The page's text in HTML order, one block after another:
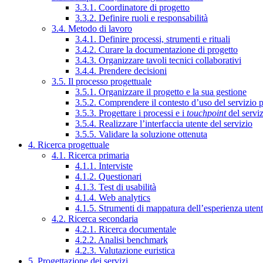
3.3.1. Coordinatore di progetto
3.3.2. Definire ruoli e responsabilità
3.4. Metodo di lavoro
3.4.1. Definire processi, strumenti e rituali
3.4.2. Curare la documentazione di progetto
3.4.3. Organizzare tavoli tecnici collaborativi
3.4.4. Prendere decisioni
3.5. Il processo progettuale
3.5.1. Organizzare il progetto e la sua gestione
3.5.2. Comprendere il contesto d’uso del servizio
3.5.3. Progettare i processi e i touchpointdel
3.5.4. Realizzare l’interfaccia utente del servizio
3.5.5. Validare la soluzione ottenuta
4. Ricerca progettuale
4.1. Ricerca primaria
4.1.1. Interviste
4.1.2. Questionari
4.1.3. Test di usabilità
4.1.4. Web analytics
4.1.5. Strumenti di mappatura dell’esperienza
4.2. Ricerca secondaria
4.2.1. Ricerca documentale
4.2.2. Analisi benchmark
4.2.3. Valutazione euristica
5. Progettazione dei servizi